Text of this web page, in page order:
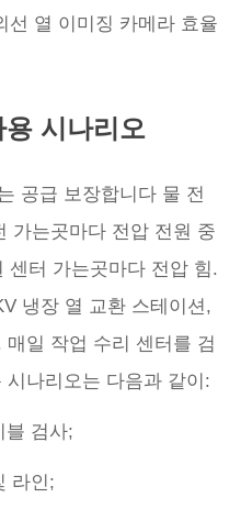
선 열 이미징 카메라 효율
시나리오
공급 보장합니다 물 전
가는곳마다 전압 전원 중
센터 가는곳마다 전압 힘.
냉장 열 교환 스테이션,
일 작업 수리 센터를 검
나리오는 다음과 같이:
블 검사;
라인;